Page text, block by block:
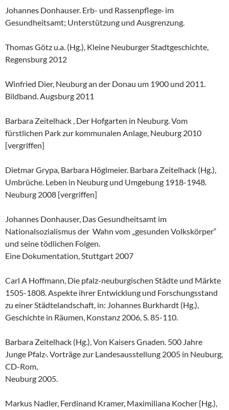
Johannes Donhauser. Erb- und Rassenpflege· im
Gesundheitsamt; Unterstützung und Ausgrenzung.
Thomas Götz u.a. (Hg.), Kleine Neuburger Stadtgeschichte,
Regensburg 2012
Winfried Dier, Neuburg an der Donau um 1900 und 2011.
Bildband. Augsburg 2011
Barbara Zeitelhack , Der Hofgarten in Neuburg. Vom
fürstlichen Park zur kommunalen Anlage, Neuburg 2010
[vergriffen]
Dietmar Grypa, Barbara Höglmeier. Barbara Zeitelhack (Hg.),
Umbrüche. Leben in Neuburg und Umgebung 1918-1948.
Neuburg 2008 [vergriffen]
Johannes Donhauser, Das Gesundheitsamt im
Nationalsozialismus der Wahn vom „gesunden Volkskörper“
und seine tödlichen Folgen.
Eine Dokumentation, Stuttgart 2007
Carl A Hoffmann, Die pfalz-neuburgischen Städte und Märkte
1505-1808. Aspekte ihrer Entwicklung und Forschungsstand
zu einer Städtelandschaft, in: Johannes Burkhardt (Hg.),
Geschichte in Räumen, Konstanz 2006, S. 85-110.
Barbara Zeitelhack (Hg.), Von Kaisers Gnaden. 500 Jahre
Junge Pfalz·. Vorträge zur Landesausstellung 2005 in Neuburg,
CD-Rom,
Neuburg 2005.
Markus Nadler, Ferdinand Kramer, Maximiliana Kocher {Hg.),